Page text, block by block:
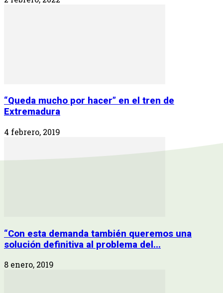
“Queda mucho por hacer” en el tren de
Extremadura
4 febrero, 2019
“Con esta demanda también queremos una
solución definitiva al problema del...
8 enero, 2019